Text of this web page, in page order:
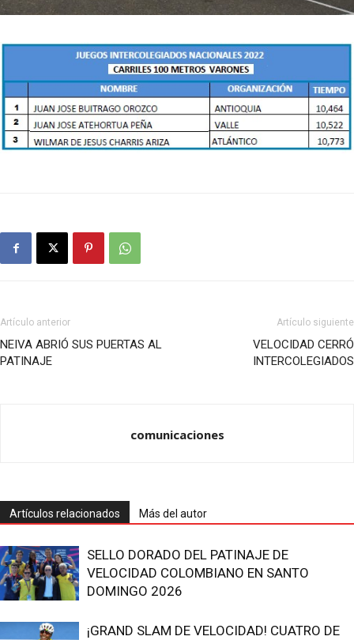
Artículo anterior
NEIVA ABRIÓ SUS PUERTAS AL
PATINAJE
Artículo siguiente
VELOCIDAD CERRÓ
INTERCOLEGIADOS
comunicaciones
Artículos relacionados Más del autor
SELLO DORADO DEL PATINAJE DE
VELOCIDAD COLOMBIANO EN SANTO
DOMINGO 2026
¡GRAND SLAM DE VELOCIDAD! CUATRO DE